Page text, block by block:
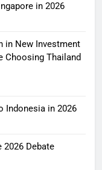
in 2026
in New Investment
Choosing Thailand
Indonesia in 2026
2026 Debate